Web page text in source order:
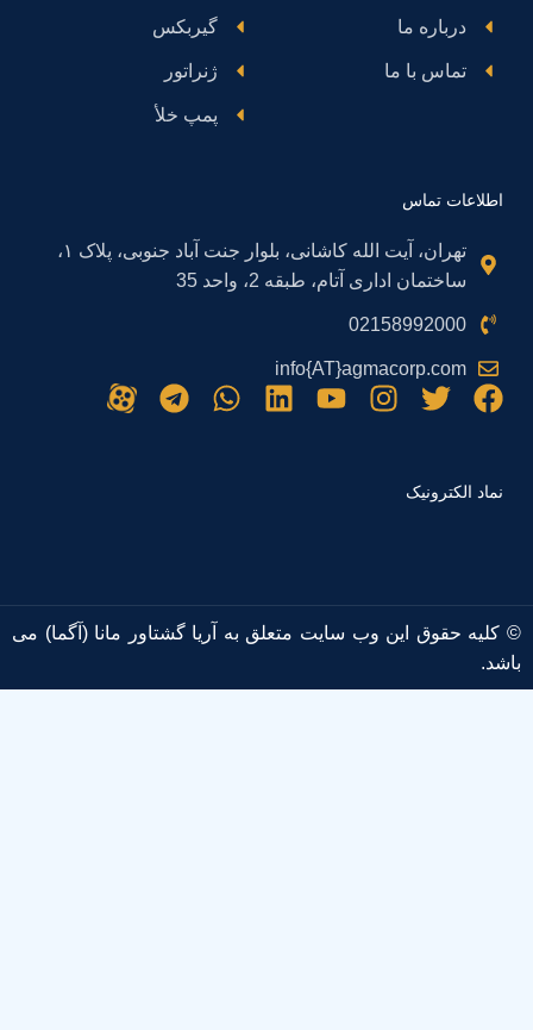
درباره ما
تماس با ما
گیربکس
ژنراتور
پمپ خلأ
اطلاعات تماس
تهران، آیت الله کاشانی، بلوار جنت آباد جنوبی، پلاک ۱،
ساختمان اداری آتام، طبقه 2، واحد 35
02158992000
info{AT}agmacorp.com
نماد الکترونیک
© کلیه حقوق این وب سایت متعلق به آریا گشتاور مانا (آگما) می
باشد.